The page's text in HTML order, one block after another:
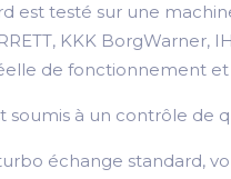
est testé sur une
KKK BorgWarner,
de fonctionnement
à un contrôle de
échange standard,